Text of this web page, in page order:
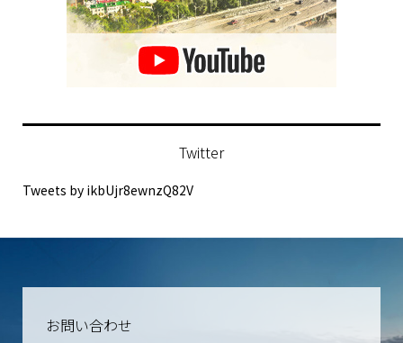
Twitter
Tweets by ikbUjr8ewnzQ82V
お問い合わせ